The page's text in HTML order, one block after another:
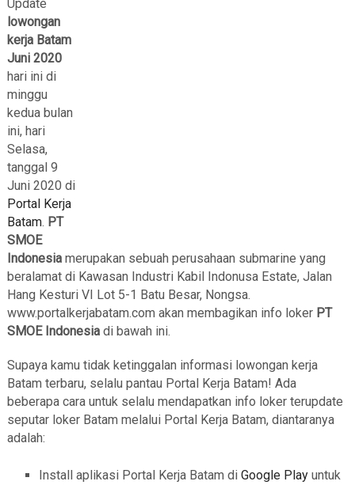
Update
lowongan
kerja Batam
Juni 2020
hari ini di
minggu
kedua bulan
ini, hari
Selasa,
tanggal 9
Juni 2020 di
Portal Kerja
Batam. PT
SMOE
Indonesia merupakan sebuah perusahaan submarine yang
beralamat di Kawasan Industri Kabil Indonusa Estate, Jalan
Hang Kesturi VI Lot 5-1 Batu Besar, Nongsa.
www.portalkerjabatam.com akan membagikan info loker PT
SMOE Indonesiadi bawah ini.
Supaya kamu tidak ketinggalan informasi lowongan kerja
Batam terbaru, selalu pantau Portal Kerja Batam! Ada
beberapa cara untuk selalu mendapatkan info loker terupdate
seputar loker Batam melalui Portal Kerja Batam, diantaranya
adalah:
Install aplikasi Portal Kerja Batam di Google Playuntuk